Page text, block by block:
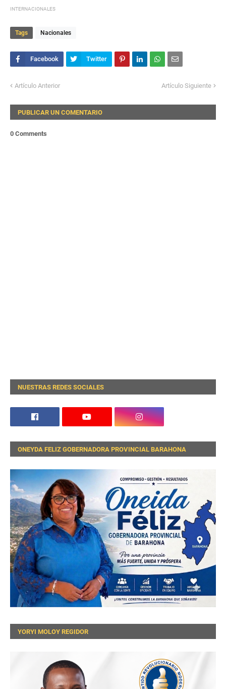
INTERNACIONALES
Tags Nacionales
Artículo Anterior Artículo Siguiente
PUBLICAR UN COMENTARIO
0 Comments
NUESTRAS REDES SOCIALES
ONEYDA FELIZ GOBERNADORA PROVINCIAL BARAHONA
YORYI MOLOY REGIDOR